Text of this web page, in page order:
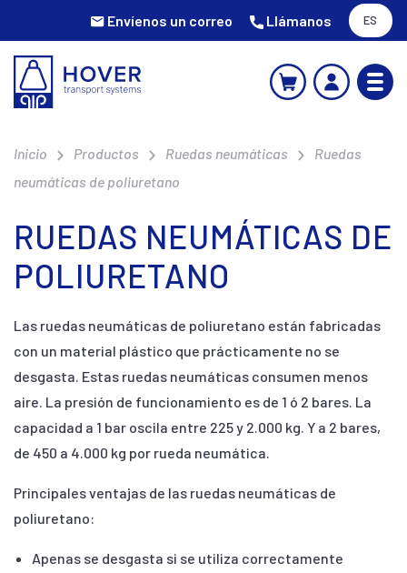
Envíenos un correo Llámanos ES
Inicio Productos Ruedas neumáticas
Ruedas
neumáticas de poliuretano
RUEDAS NEUMÁTICAS DE
POLIURETANO
Las ruedas neumáticas de poliuretano están fabricadas
con un material plástico que prácticamente no se
desgasta. Estas ruedas neumáticas consumen menos
aire. La presión de funcionamiento es de 1 ó 2 bares. La
capacidad a 1 bar oscila entre 225 y 2.000 kg. Y a 2 bares,
de 450 a 4.000 kg por rueda neumática.
Principales ventajas de las ruedas neumáticas de
poliuretano:
Apenas se desgasta si se utiliza correctamente